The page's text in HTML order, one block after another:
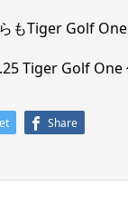
もTiger Golf
Tiger Golf One
Share